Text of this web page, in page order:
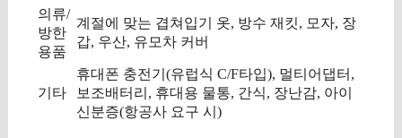
의류/
방한
용품
계절에 맞는 겹쳐입기 옷, 방수 재킷, 모자, 장
갑, 우산, 유모차 커버
기타
휴대폰 충전기(유럽식 C/F타입), 멀티어댑터,
보조배터리, 휴대용 물통, 간식, 장난감, 아이
신분증(항공사 요구 시)